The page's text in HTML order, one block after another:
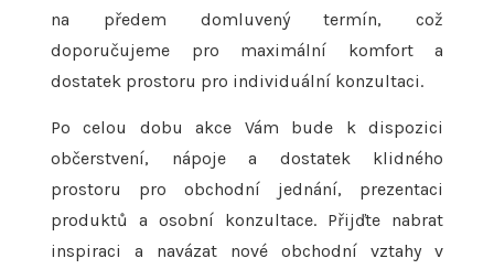
na předem domluvený termín, což
doporučujeme pro maximální komfort a
dostatek prostoru pro individuální konzultaci.
Po celou dobu akce Vám bude k dispozici
občerstvení, nápoje a dostatek klidného
prostoru pro obchodní jednání, prezentaci
produktů a osobní konzultace. Přijďte nabrat
inspiraci a navázat nové obchodní vztahy v